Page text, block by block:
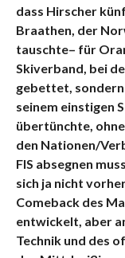
dass Hirscher
Braathen, der
tauschte– für
Skiverband, bei
gebettet, sondern
seinem einstigen
übertünchte,
den Nationen/
FIS absegnen
sich ja nicht
Comeback des
entwickelt, aber
Technik und des